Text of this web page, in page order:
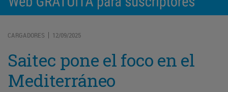
CARGADORES | 12/09/2025
Saitec pone el foco en el
Mediterráneo